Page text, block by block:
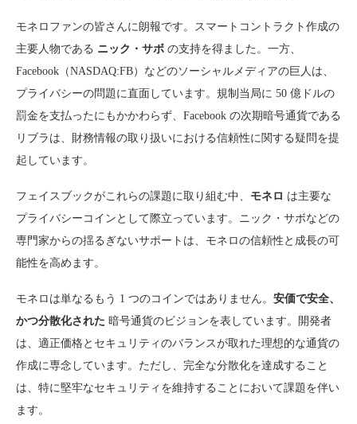
モネロファンの皆さんに朗報です。スマートコントラクト作成の
主要人物である ニック・サボ の支持を得ました。一方、
Facebook（NASDAQ:FB）などのソーシャルメディアの巨人は、
プライバシーの問題に直面しています。規制当局に 50 億ドルの
罰金を支払ったにもかかわらず、Facebook の次期暗号通貨である
リブラは、財務情報の取り扱いにおける信頼性に関する疑問を提
起しています。
フェイスブックがこれらの課題に取り組む中、 モネロ は主要な
プライバシーコインとして際立っています。ニック・サボなどの
専門家からの揺るぎないサポートは、モネロの信頼性と成長の可
能性を高めます。
モネロは単なるもう 1 つのコインではありません。 安価で安全、
かつ分散化された 暗号通貨のビジョンを表しています。開発者
は、適正価格とセキュリティのバランスが取れた理想的な通貨の
作成に専念しています。ただし、完全な分散化を達成すること
は、特に堅牢なセキュリティを維持することにおいて課題を伴い
ます。